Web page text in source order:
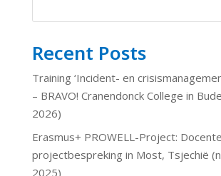
Recent Posts
Training ‘Incident- en
– BRAVO! Cranendonck College in
2026)
Erasmus+ PROWELL-Project:
projectbespreking in Most, Tsjechië
2025)